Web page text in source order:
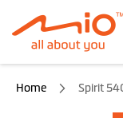
Home Spirit